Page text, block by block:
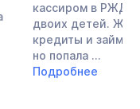
кассиром в РЖД,
двоих детей.
кредиты и займы
но попала ...
Подробнее